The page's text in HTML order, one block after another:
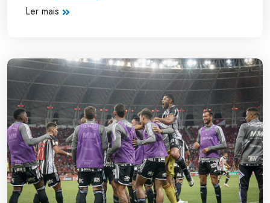
Ler mais